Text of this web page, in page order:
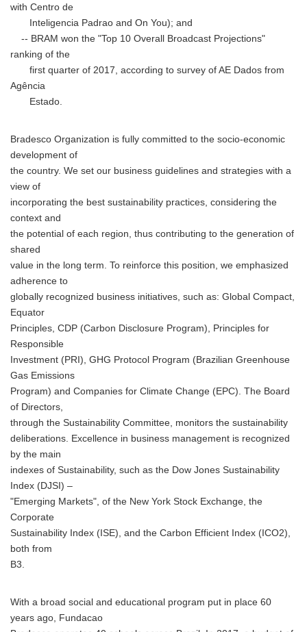
with Centro de
Inteligencia Padrao and On You); and
-- BRAM won the "Top 10 Overall Broadcast Projections"
ranking of the
first quarter of 2017, according to survey of AE Dados from
Agência
Estado.
Bradesco Organization is fully committed to the socio-economic
development of
the country. We set our business guidelines and strategies with a
view of
incorporating the best sustainability practices, considering the
context and
the potential of each region, thus contributing to the generation of
shared
value in the long term. To reinforce this position, we emphasized
adherence to
globally recognized business initiatives, such as: Global Compact,
Equator
Principles, CDP (Carbon Disclosure Program), Principles for
Responsible
Investment (PRI), GHG Protocol Program (Brazilian Greenhouse
Gas Emissions
Program) and Companies for Climate Change (EPC). The Board
of Directors,
through the Sustainability Committee, monitors the sustainability
deliberations. Excellence in business management is recognized
by the main
indexes of Sustainability, such as the Dow Jones Sustainability
Index (DJSI) –
"Emerging Markets", of the New York Stock Exchange, the
Corporate
Sustainability Index (ISE), and the Carbon Efficient Index (ICO2),
both from
B3.
With a broad social and educational program put in place 60
years ago, Fundacao